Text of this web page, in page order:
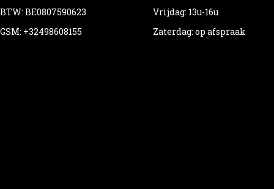
BTW: BE0807590623
GSM: +32498608155
Vrijdag: 13u-16u
Zaterdag: op afspraak